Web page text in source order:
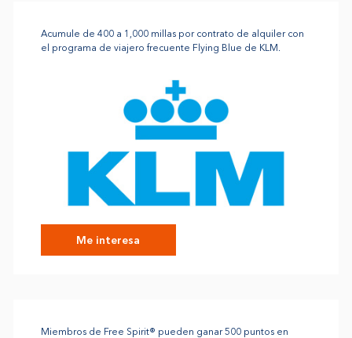
Acumule de 400 a 1,000 millas por contrato de alquiler con
el programa de viajero frecuente Flying Blue de KLM.
Me interesa
Miembros de Free Spirit® pueden ganar 500 puntos en